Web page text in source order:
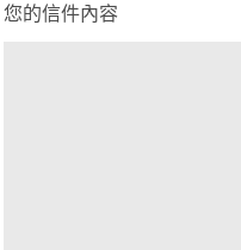
您的信件內容